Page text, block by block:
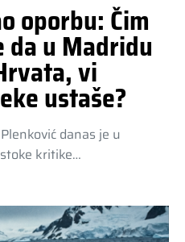
oporbu: Čim
da u Madridu
vi
ustaše?
danas je u
kritike…